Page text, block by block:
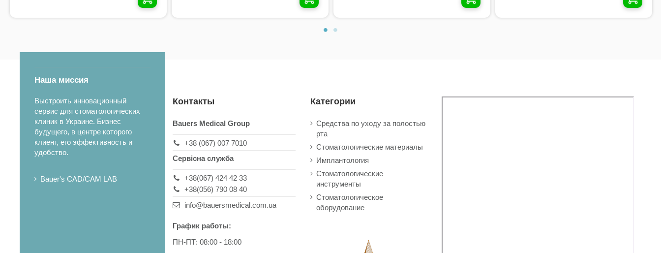
Наша миссия
Выстроить инновационный
сервис для стоматологических
клиник в Украине. Бизнес
будущего, в центре которого
клиент, его эффективность и
удобство.
Bauer's CAD/CAM LAB
Контакты
Bauers Medical Group
+38 (067) 007 7010
Сервісна служба
+38(067) 424 42 33
+38(056) 790 08 40
info@bauersmedical.com.ua
График работы:
ПН-ПТ: 08:00 - 18:00
Категории
Средства по уходу за полостью
рта
Стоматологические материалы
Имплантология
Стоматологические
инструменты
Стоматологическое
оборудование